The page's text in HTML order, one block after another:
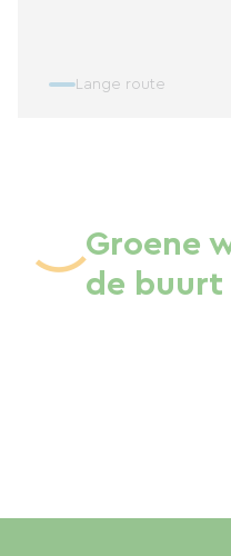
Lange route
Groene
de buurt